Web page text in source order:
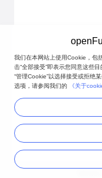
我们在本网站上使用Cookie，包
击“全部接受”即表示您同意这些
“管理Cookie”以选择接受或拒绝
选项，请参阅我们的
《关于